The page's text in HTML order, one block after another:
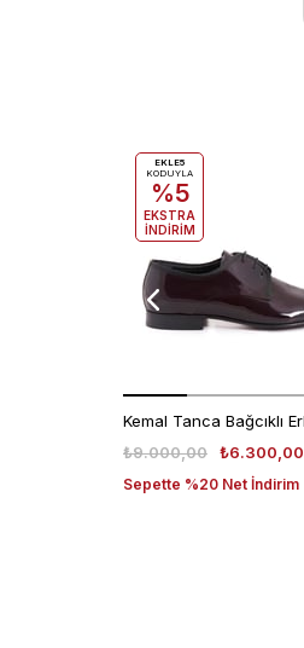
₺6.300,00
₺9.000,00
Sepette %20 Net İndirim
EKLE5
KODUYLA
%5
EKSTRA
İNDİRİM